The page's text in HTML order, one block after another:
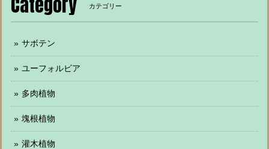
カテゴリー
サボテン
ユーフォルビア
多肉植物
塊根植物
灌木植物